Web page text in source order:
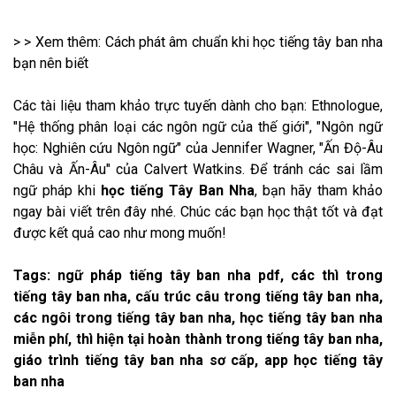
> > Xem thêm: ​Cách phát âm chuẩn khi học tiếng tây ban nha
bạn nên biết
Các tài liệu tham khảo trực tuyến dành cho bạn: Ethnologue,
"Hệ thống phân loại các ngôn ngữ của thế giới", "Ngôn ngữ
học: Nghiên cứu Ngôn ngữ" của Jennifer Wagner, "Ấn Độ-Âu
Châu và Ấn-Âu" của Calvert Watkins. Để tránh các sai lầm
ngữ pháp khi học tiếng Tây Ban Nha, bạn hãy tham khảo
ngay bài viết trên đây nhé. Chúc các bạn học thật tốt và đạt
được kết quả cao như mong muốn!
Tags: ngữ pháp tiếng tây ban nha pdf, các thì trong
tiếng tây ban nha, cấu trúc câu trong tiếng tây ban nha,
các ngôi trong tiếng tây ban nha, học tiếng tây ban nha
miễn phí, thì hiện tại hoàn thành trong tiếng tây ban nha,
giáo trình tiếng tây ban nha sơ cấp, app học tiếng tây
ban nha